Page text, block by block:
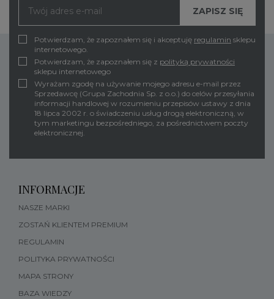
Potwierdzam, że zapoznałem się i akceptuję regulamin sklepu
internetowego.
Potwierdzam, że zapoznałem się z polityką prywatności
sklepu internetowego
Wyrażam zgodę na używanie mojego adresu e-mail przez
Sprzedawcę (Grupa Zachodnia Sp. z o.o.) do celów przesyłania
informacji handlowej w rozumieniu przepisów ustawy z dnia
18 lipca 2002 r. o świadczeniu usług drogą elektroniczną, w
tym marketingu bezpośredniego, za pośrednictwem poczty
elektronicznej.
INFORMACJE
NASZE MARKI
ZOSTAŃ KLIENTEM PREMIUM
REGULAMIN
POLITYKA PRYWATNOŚCI
MAPA STRONY
BAZA WIEDZY